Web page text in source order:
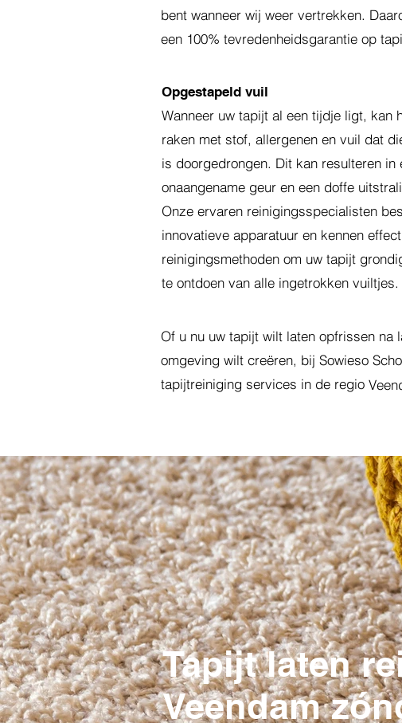
Opgestapeld vuil
Wanneer uw tapijt al een tijdje ligt, kan
raken met stof, allergenen en vuil dat
is doorgedrongen. Dit kan resulteren in
onaangename geur en een doffe
Onze ervaren reinigingsspecialisten
innovatieve apparatuur en kennen
reinigingsmethoden om uw tapijt
te ontdoen van alle ingetrokken vuiltjes.
bent wanneer wij weer vertrekken.
een 100% tevredenheidsgarantie op
Of u nu uw tapijt wilt laten opfrissen na
omgeving wilt creëren, bij Sowieso
tapijtreiniging services in de regio
Tapijt laten
Veendam